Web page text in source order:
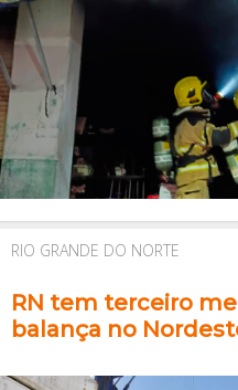
RIO GRANDE DO NORTE
RN tem terceiro
balança no